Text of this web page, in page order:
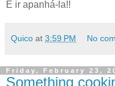
É ir apanhá-la!!
Quico at 3:59 PM No
Friday, February 23,
Something